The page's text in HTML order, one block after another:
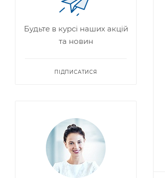
Будьте в курсі наших акцій
та новин
ПІДПИСАТИСЯ